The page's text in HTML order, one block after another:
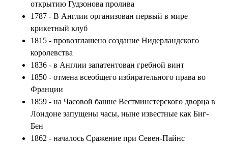
открытию Гудзонова пролива
1787 - В Англии организован первый в мире
крикетный клуб
1815 - провозглашено создание Нидерландского
королевства
1836 - в Англии запатентован гребной винт
1850 - отмена всеобщего избирательного права во
Франции
1859 - на Часовой башне Вестминстерского дворца в
Лондоне запущены часы, ныне известные как Биг-
Бен
1862 - началось Сражение при Севен-Пайнс